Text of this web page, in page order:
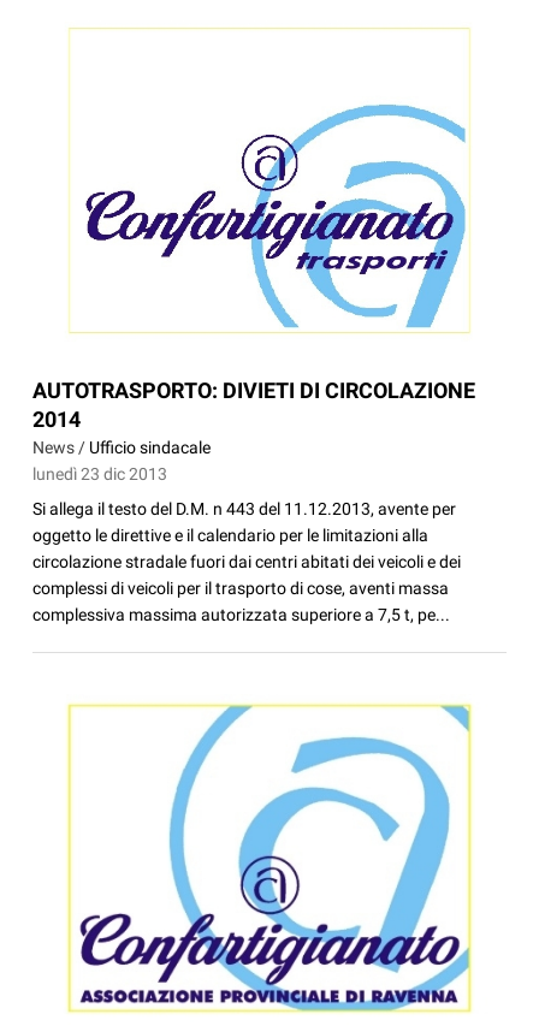
AUTOTRASPORTO: DIVIETI DI CIRCOLAZIONE
2014
News / Ufficio sindacale
lunedì 23 dic 2013
Si allega il testo del D.M. n 443 del 11.12.2013, avente per
oggetto le direttive e il calendario per le limitazioni alla
circolazione stradale fuori dai centri abitati dei veicoli e dei
complessi di veicoli per il trasporto di cose, aventi massa
complessiva massima autorizzata superiore a 7,5 t, pe...